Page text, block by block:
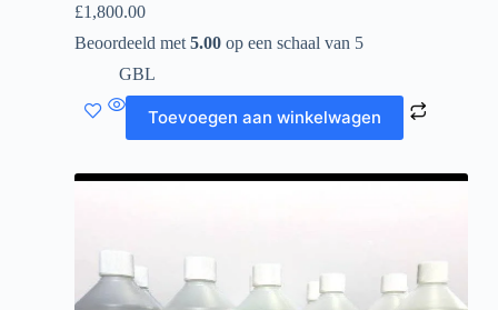
£1,800.00
Beoordeeld met 5.00op een schaal van 5
GBL
Toevoegen aan winkelwagen